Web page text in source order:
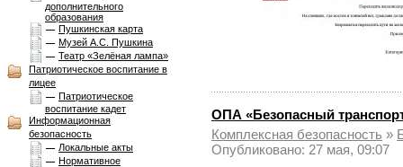
дополнительного
образования
Пушкинская карта
Музей А.С. Пушкина
Театр «Зелёная лампа»
Патриотическое воспитание в
лицее
Патриотическое
воспитание кадет
Информационная
безопасность
Локальные акты
Нормативное
ОПА «Безопасный
Комплексная безопасноcть »
Опубликовано: 27 мая, 09:07